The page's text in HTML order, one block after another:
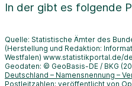
In der gibt es folgende
Quelle: Statistische Ämter des
(Herstellung und Redaktion:
Westfalen) www.statistikportal.de/
Geodaten: © GeoBasis-DE / BKG
Deutschland – Namensnennung –
Postleitzahlen: veröffentlicht von